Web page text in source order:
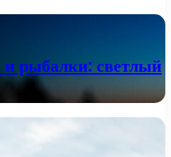
рыбалки: светлый